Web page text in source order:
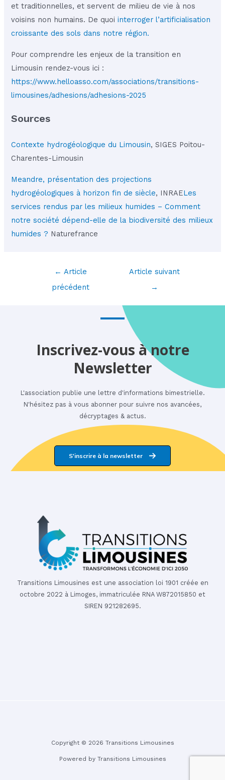
et traditionnelles, et servent de milieu de vie à nos
voisins non humains. De quoiinterroger l’artificialisation
croissante des sols dans notre région.
Pour comprendre les enjeux de la transition en
Limousin rendez-vous ici :
https://www.helloasso.com/associations/transitions-
limousines/adhesions/adhesions-2025
Sources
Contexte hydrogéologique du Limousin, SIGES Poitou-
Charentes-Limousin
Meandre, présentation des projections
hydrogéologiques à horizon fin de siècle, INRAELes
services rendus par les milieux humides – Comment
notre société dépend-elle de la biodiversité des milieux
humides ? Naturefrance
← Article
précédent
Article suivant
→
Inscrivez-vous à notre
Newsletter
L'association publie une lettre d'informations bimestrielle.
N'hésitez pas à vous abonner pour suivre nos avancées,
décryptages & actus.
S'inscrire à la newsletter
Transitions Limousines est une association loi 1901 créée en
octobre 2022 à Limoges, immatriculée RNA W872015850 et
SIREN 921282695.
Copyright © 2026 Transitions Limousines
Powered by Transitions Limousines